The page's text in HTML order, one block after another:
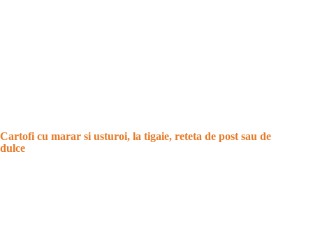
Cartofi cu marar si usturoi, la tigaie, reteta de post sau de
dulce